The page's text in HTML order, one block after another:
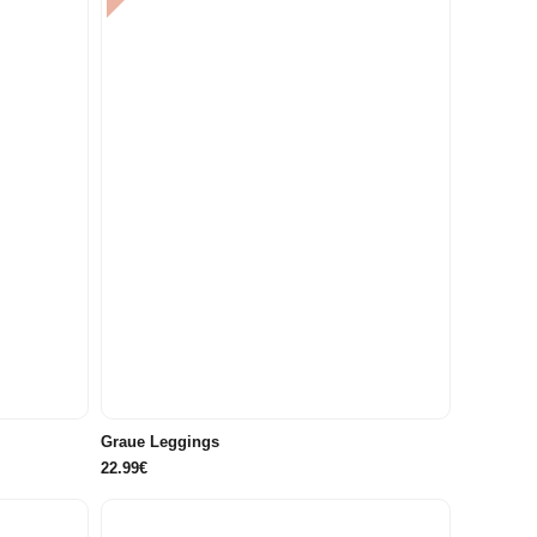
Graue Leggings
22.99€